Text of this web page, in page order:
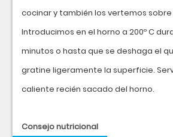
cocinar y también los vertemos sobre
Introducimos en el horno a 200º C
minutos o hasta que se deshaga el
gratine ligeramente la superficie.
caliente recién sacado del horno.
Consejo nutricional